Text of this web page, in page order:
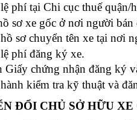
phí tại Chi cục thuế quận/
sơ xe gốc ở nơi người bán
sơ chuyển tên xe tại nơi
phí đăng ký xe.
Giấy chứng nhận đăng ký
kiểm tra kỹ thuật và
ĐỔI CHỦ SỞ HỮU